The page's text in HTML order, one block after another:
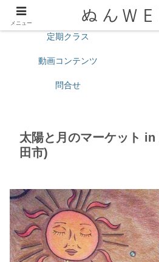
プロフィール
定期クラス
動画コンテンツ
問合せ
太陽と月のマーケット
田市)
メニュー